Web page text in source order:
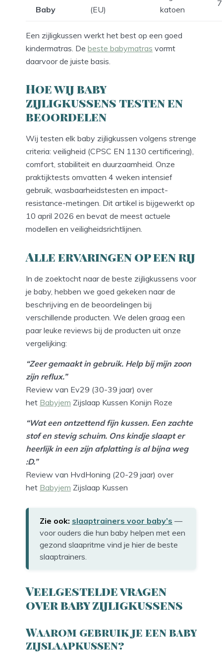
Baby
(EU)
katoen
Een zijligkussen werkt het best op een goed
kindermatras. De beste babymatras vormt
daarvoor de juiste basis.
Hoe wij baby
zijligkussens testen en
beoordelen
Wij testen elk baby zijligkussen volgens strenge
criteria: veiligheid (CPSC EN 1130 certificering),
comfort, stabiliteit en duurzaamheid. Onze
praktijktests omvatten 4 weken intensief
gebruik, wasbaarheidstesten en impact-
resistance-metingen. Dit artikel is bijgewerkt op
10 april 2026 en bevat de meest actuele
modellen en veiligheidsrichtlijnen.
Alle ervaringen op een rij
In de zoektocht naar de beste zijligkussens voor
je baby, hebben we goed gekeken naar de
beschrijving en de beoordelingen bij
verschillende producten. We delen graag een
paar leuke reviews bij de producten uit onze
vergelijking:
“Zeer gemaakt in gebruik. Help bij mijn zoon
zijn reflux.”
Review van Ev29 (30-39 jaar) over
het Babyjem Zijslaap Kussen Konijn Roze
“Wat een ontzettend fijn kussen. Een zachte
stof en stevig schuim. Ons kindje slaapt er
heerlijk in een zijn afplatting is al bijna weg
:D.”
Review van HvdHoning (20-29 jaar) over
het Babyjem Zijslaap Kussen
Zie ook: slaaptrainers voor baby’s —
voor ouders die hun baby helpen met een
gezond slaapritme vind je hier de beste
slaaptrainers.
Veelgestelde vragen
over baby zijligkussens
Waarom gebruik je een baby
zijslaapkussen?